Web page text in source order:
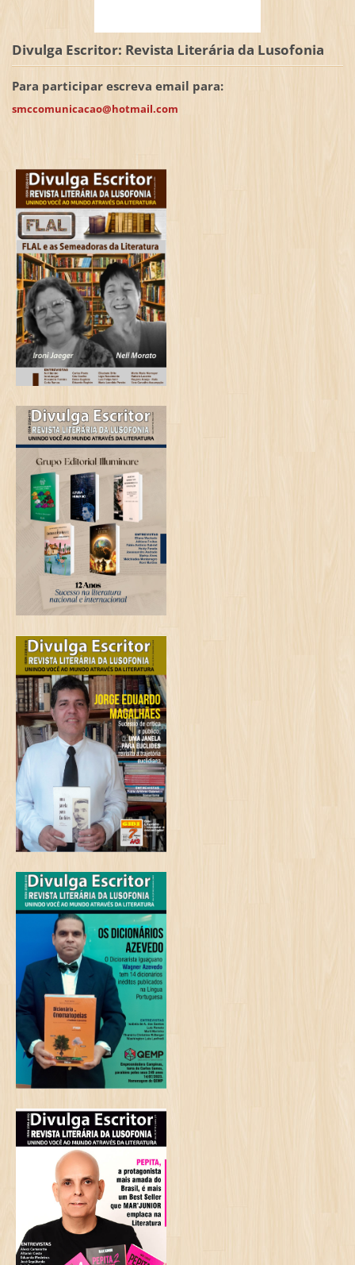
Divulga Escritor: Revista Literária da Lusofonia
Para participar escreva email para:
smccomunicacao@hotmail.com